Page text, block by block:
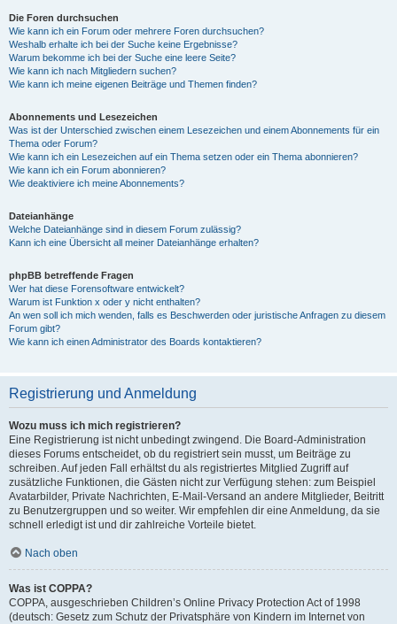
Die Foren durchsuchen
Wie kann ich ein Forum oder mehrere Foren durchsuchen?
Weshalb erhalte ich bei der Suche keine Ergebnisse?
Warum bekomme ich bei der Suche eine leere Seite?
Wie kann ich nach Mitgliedern suchen?
Wie kann ich meine eigenen Beiträge und Themen finden?
Abonnements und Lesezeichen
Was ist der Unterschied zwischen einem Lesezeichen und einem Abonnements für ein
Thema oder Forum?
Wie kann ich ein Lesezeichen auf ein Thema setzen oder ein Thema abonnieren?
Wie kann ich ein Forum abonnieren?
Wie deaktiviere ich meine Abonnements?
Dateianhänge
Welche Dateianhänge sind in diesem Forum zulässig?
Kann ich eine Übersicht all meiner Dateianhänge erhalten?
phpBB betreffende Fragen
Wer hat diese Forensoftware entwickelt?
Warum ist Funktion x oder y nicht enthalten?
An wen soll ich mich wenden, falls es Beschwerden oder juristische Anfragen zu diesem
Forum gibt?
Wie kann ich einen Administrator des Boards kontaktieren?
Registrierung und Anmeldung
Wozu muss ich mich registrieren?
Eine Registrierung ist nicht unbedingt zwingend. Die Board-Administration
dieses Forums entscheidet, ob du registriert sein musst, um Beiträge zu
schreiben. Auf jeden Fall erhältst du als registriertes Mitglied Zugriff auf
zusätzliche Funktionen, die Gästen nicht zur Verfügung stehen: zum Beispiel
Avatarbilder, Private Nachrichten, E-Mail-Versand an andere Mitglieder, Beitritt
zu Benutzergruppen und so weiter. Wir empfehlen dir eine Anmeldung, da sie
schnell erledigt ist und dir zahlreiche Vorteile bietet.
Nach oben
Was ist COPPA?
COPPA, ausgeschrieben Children’s Online Privacy Protection Act of 1998
(deutsch: Gesetz zum Schutz der Privatsphäre von Kindern im Internet von